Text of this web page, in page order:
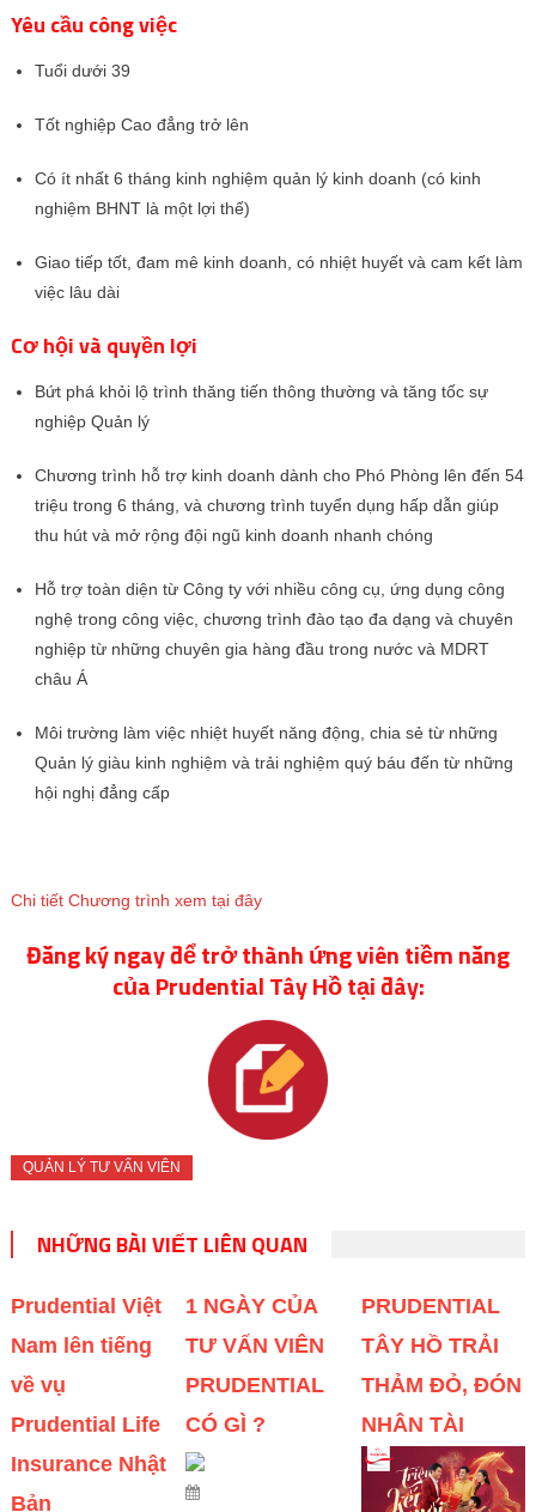
Yêu cầu công việc
Tuổi dưới 39
Tốt nghiệp Cao đẳng trở lên
Có ít nhất 6 tháng kinh nghiệm quản lý kinh doanh (có kinh
nghiệm BHNT là một lợi thế)
Giao tiếp tốt, đam mê kinh doanh, có nhiệt huyết và cam kết làm
việc lâu dài
Cơ hội và quyền lợi
Bứt phá khỏi lộ trình thăng tiến thông thường và tăng tốc sự
nghiệp Quản lý
Chương trình hỗ trợ kinh doanh dành cho Phó Phòng lên đến 54
triệu trong 6 tháng, và chương trình tuyển dụng hấp dẫn giúp
thu hút và mở rộng đội ngũ kinh doanh nhanh chóng
Hỗ trợ toàn diện từ Công ty với nhiều công cụ, ứng dụng công
nghệ trong công việc, chương trình đào tạo đa dạng và chuyên
nghiệp từ những chuyên gia hàng đầu trong nước và MDRT
châu Á
Môi trường làm việc nhiệt huyết năng động, chia sẻ từ những
Quản lý giàu kinh nghiệm và trải nghiệm quý báu đến từ những
hội nghị đẳng cấp
Chi tiết Chương trình xem tại đây
Đăng ký ngay để trở thành ứng viên tiềm năng
của Prudential Tây Hồ tại đây:
QUẢN LÝ TƯ VẤN VIÊN
NHỮNG BÀI VIẾT LIÊN QUAN
Prudential Việt
Nam lên tiếng
về vụ
Prudential Life
Insurance Nhật
Bản
1 NGÀY CỦA
TƯ VẤN VIÊN
PRUDENTIAL
CÓ GÌ ?
PRUDENTIAL
TÂY HỒ TRẢI
THẢM ĐỎ, ĐÓN
NHÂN TÀI